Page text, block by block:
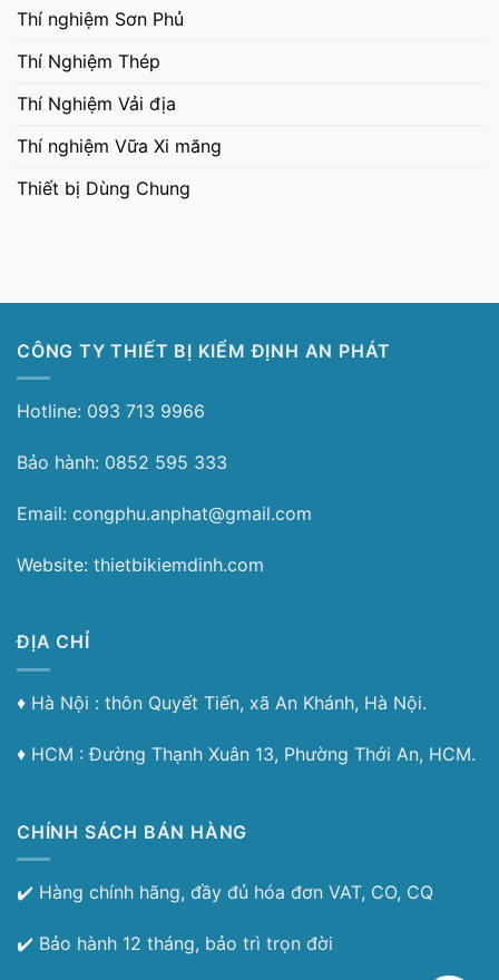
Thí nghiệm Sơn Phủ
Thí Nghiệm Thép
Thí Nghiệm Vải địa
Thí nghiệm Vữa Xi măng
Thiết bị Dùng Chung
CÔNG TY THIẾT BỊ KIỂM ĐỊNH AN PHÁT
Hotline: 093 713 9966
Bảo hành: 0852 595 333
Email: congphu.anphat@gmail.com
Website: thietbikiemdinh.com
ĐỊA CHỈ
♦︎ Hà Nội : thôn Quyết Tiến, xã An Khánh, Hà Nội.
♦︎ HCM : Đường Thạnh Xuân 13, Phường Thới An, HCM.
CHÍNH SÁCH BÁN HÀNG
✔️ Hàng chính hãng, đầy đủ hóa đơn VAT, CO, CQ
✔️ Bảo hành 12 tháng, bảo trì trọn đời